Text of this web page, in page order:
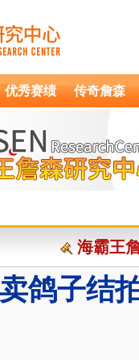
优秀赛绩 传奇詹森
海霸王
鸽子结